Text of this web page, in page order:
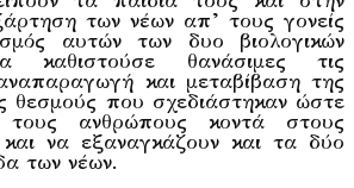
των νέων απ’ τους γονείς
αυτών των δυο βιολογικών
καθιστούσε θανάσιμες τις
και μεταβίβαση της
θεσμούς που σχεδιάστηκαν ώστε
ανθρώπους κοντά στους
να εξαναγκάζουν και τα δύο
των νέων.